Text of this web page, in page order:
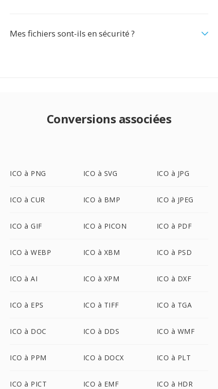
Mes fichiers sont-ils en sécurité ?
Conversions associées
ICO à PNG ICO à SVG ICO à JPG
ICO à CUR ICO à BMP ICO à JPEG
ICO à GIF ICO à PICON ICO à PDF
ICO à WEBP ICO à XBM ICO à PSD
ICO à AI ICO à XPM ICO à DXF
ICO à EPS ICO à TIFF ICO à TGA
ICO à DOC ICO à DDS ICO à WMF
ICO à PPM ICO à DOCX ICO à PLT
ICO à PICT ICO à EMF ICO à HDR